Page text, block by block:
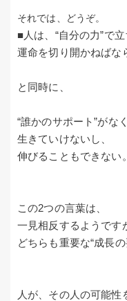
それでは、どうぞ。
■人は、“自分の力”で立
運命を切り開かねばな
と同時に、
“誰かのサポート”がな
生きていけないし、
伸びることもできない。
この2つの言葉は、
一見相反するようです
どちらも重要な“成長の
人が、その人の可能性